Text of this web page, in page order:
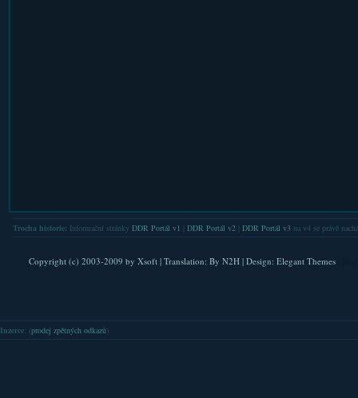
Trocha historie: Informační stránky DDR Portál v1 DDR Portál v2| DDR Portál v3na v4 se právě
Copyright (c) 2003-2009 by Xsoft| Translation: By N2H| Design: Elegant Themes
Inzerce: (prodej zpětných odkazů )